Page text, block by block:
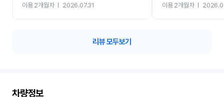
이용 2개월차ㅣ 2026.07.31
카 렌트 고민없이 강추합
이용 2개월차ㅣ
리뷰 모두보기
차량정보